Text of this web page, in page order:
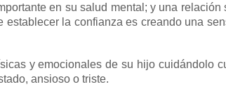
en su salud mental;y una relación
establecer la confianza es creando una
y emocionales de su hijo cuidándolo
ansioso o triste.